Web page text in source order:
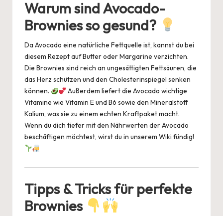
Warum sind Avocado-
Brownies so gesund?
Da Avocado eine natürliche Fettquelle ist, kannst du bei
diesem Rezept auf Butter oder Margarine verzichten.
Die Brownies sind reich an ungesättigten Fettsäuren, die
das Herz schützen und den Cholesterinspiegel senken
können.
Außerdem liefert die Avocado wichtige
Vitamine wie Vitamin E und B6 sowie den Mineralstoff
Kalium, was sie zu einem echten Kraftpaket macht.
Wenn du dich tiefer mit den Nährwerten der Avocado
beschäftigen möchtest, wirst du in unserem Wiki fündig!
Tipps & Tricks für perfekte
Brownies